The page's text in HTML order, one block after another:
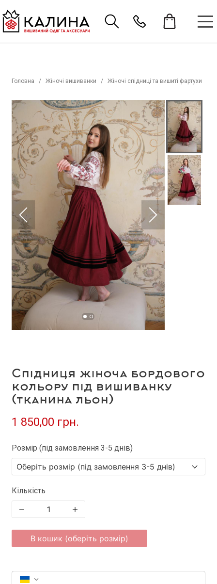
Головна Жіночі вишиванки Жіночі спідниці та вишиті фартухи
Спідниця жіноча бордового
кольору під вишиванку
(тканина льон)
1 850,00 грн.
Розмір (під замовлення 3-5 днів)
Кількість
В кошик (оберіть розмір)